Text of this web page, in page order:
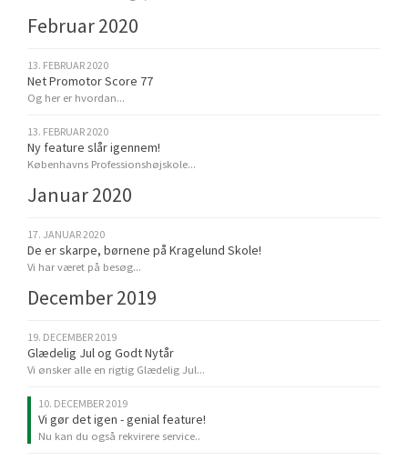
Februar 2020
13. FEBRUAR 2020
Net Promotor Score 77
Og her er hvordan...
13. FEBRUAR 2020
Ny feature slår igennem!
Københavns Professionshøjskole...
Januar 2020
17. JANUAR 2020
De er skarpe, børnene på Kragelund Skole!
Vi har været på besøg...
December 2019
19. DECEMBER 2019
Glædelig Jul og Godt Nytår
Vi ønsker alle en rigtig Glædelig Jul...
10. DECEMBER 2019
Vi gør det igen - genial feature!
Nu kan du også rekvirere service..